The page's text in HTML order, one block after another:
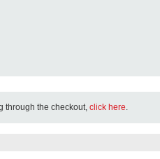
through the checkout, click here